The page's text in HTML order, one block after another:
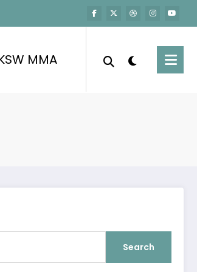
MMA
Search